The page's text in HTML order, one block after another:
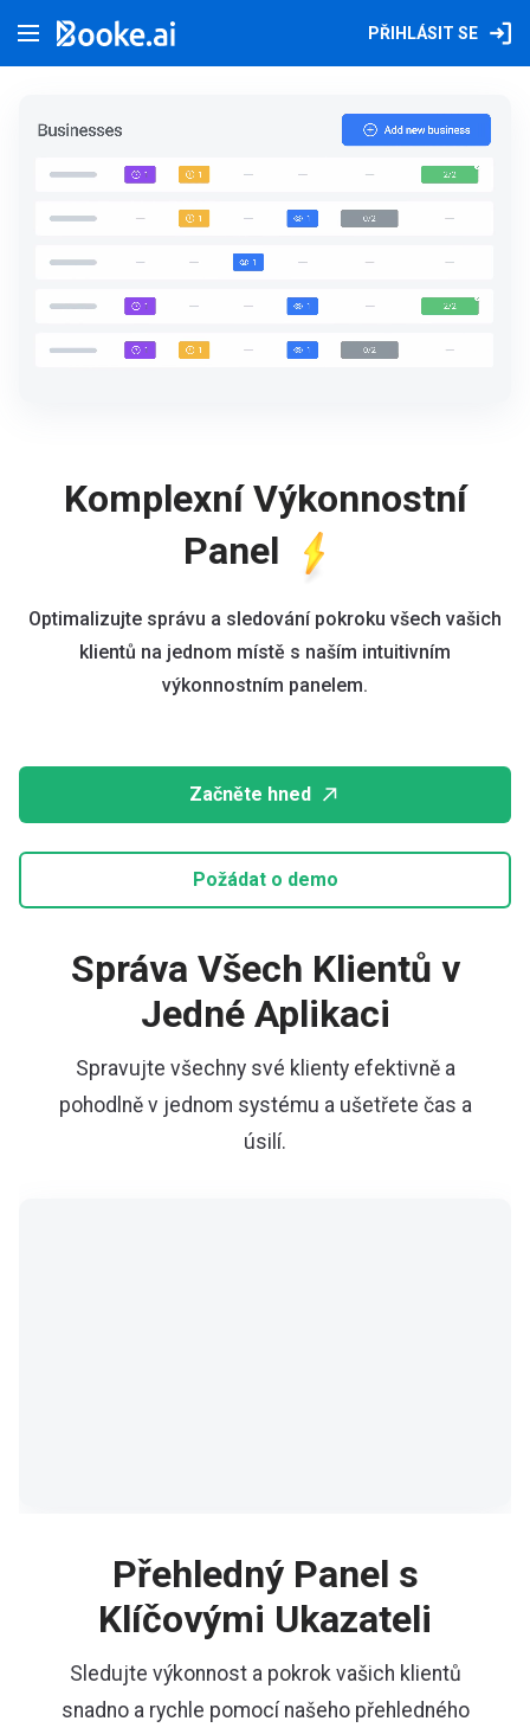
PŘIHLÁSIT SE
Komplexní Výkonnostní
Panel
Optimalizujte správu a sledování pokroku všech vašich
klientů na jednom místě s naším intuitivním
výkonnostním panelem.
Začněte hned
Požádat o demo
Správa Všech Klientů v
Jedné Aplikaci
Spravujte všechny své klienty efektivně a
pohodlně v jednom systému a ušetřete čas a
úsilí.
Přehledný Panel s
Klíčovými Ukazateli
Sledujte výkonnost a pokrok vašich klientů
snadno a rychle pomocí našeho přehledného